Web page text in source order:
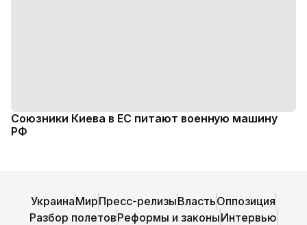
Союзники Киева в ЕС питают военную машину
РФ
УкраинаМирПресс-релизыВластьОппозиция
Разбор полетовРеформы и законыИнтервью